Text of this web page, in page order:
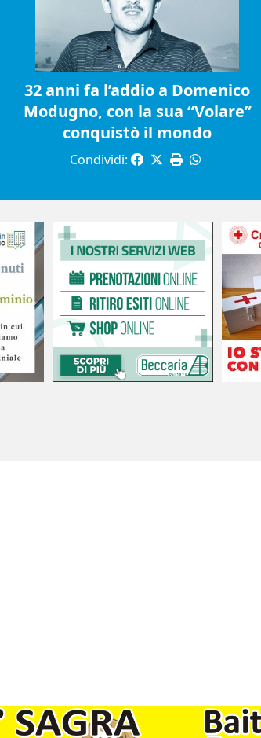
32 anni fa l’addio a Domenico
Modugno, con la sua “Volare”
conquistò il mondo
Condividi:
Copyright © 2017 - 2021 LuinoNotizie